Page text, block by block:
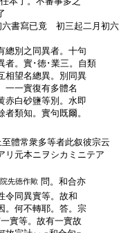
六書寫已竟 初三起二月初六
總別之同異者。十句
者。實･徳･業三。自類
相望名總異。別同異
一一實復有多體名
赤白砂鹽等別。水即
類知。實句既爾。
體常衆多等者此叙彼宗云
リ元本ニヲシカミニテア
先徳作歟 問。和合亦
令同異實等。故和
。何不轉耶。答。宗
實等。故有一實故